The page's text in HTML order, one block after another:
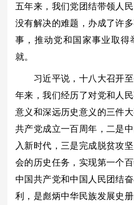
五年来，我们党团结带领人
没有解决的难题，办成了许
事，推动党和国家事业取得
就。
习近平说，十八大召开至
年来，我们经历了对党和人
意义和深远历史意义的三件
共产党成立一百周年，二是
入新时代，三是完成脱贫攻
会的历史任务，实现第一个
中国共产党和中国人民团结
利，是彪炳中华民族发展史